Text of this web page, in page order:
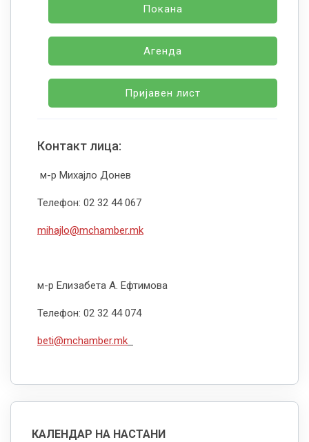
Покана
Агенда
Пријавен лист
Контакт лица:
м-р Михајло Донев
Телефон: 02 32 44 067
mihajlo@mchamber.mk
м-р Елизабета А. Ефтимова
Телефон: 02 32 44 074
beti@mchamber.mk
КАЛЕНДАР НА НАСТАНИ